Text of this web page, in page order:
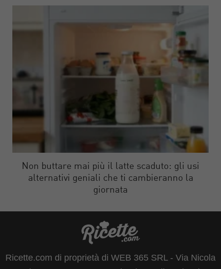
Non buttare mai più il latte scaduto: gli usi
alternativi geniali che ti cambieranno la
giornata
Ricette.com di proprietà di WEB 365 SRL - Via Nicola